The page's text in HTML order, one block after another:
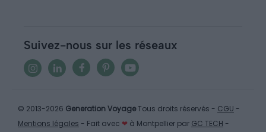
Suivez-nous sur les réseaux
© 2013-2026 Generation VoyageTous droits réservés - CGU -
Mentions légales - Fait avec ❤ à Montpellier par GC TECH -